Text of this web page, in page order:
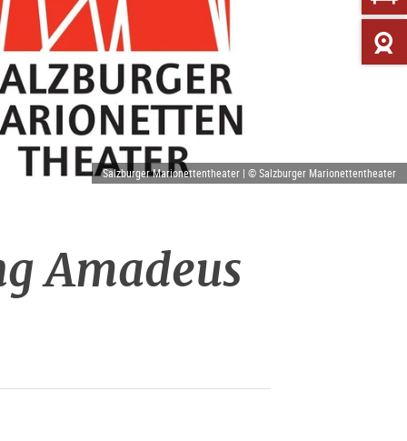
Salzburger Marionettentheater | © Salzburger Marionettentheater
Amadeus